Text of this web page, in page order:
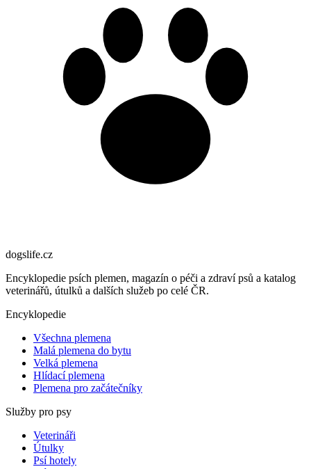
dogslife.cz
Encyklopedie psích plemen, magazín o péči a zdraví psů a katalog
veterinářů, útulků a dalších služeb po celé ČR.
Encyklopedie
Všechna plemena
Malá plemena do bytu
Velká plemena
Hlídací plemena
Plemena pro začátečníky
Služby pro psy
Veterináři
Útulky
Psí hotely